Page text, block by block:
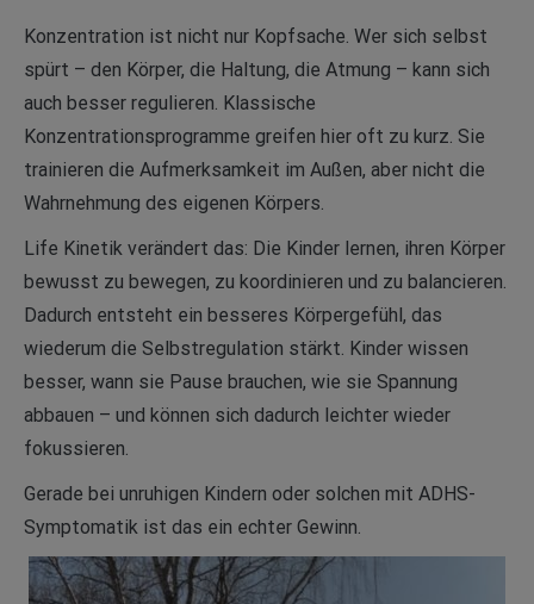
Konzentration ist nicht nur Kopfsache. Wer sich selbst
spürt – den Körper, die Haltung, die Atmung – kann sich
auch besser regulieren. Klassische
Konzentrationsprogramme greifen hier oft zu kurz. Sie
trainieren die Aufmerksamkeit im Außen, aber nicht die
Wahrnehmung des eigenen Körpers.
Life Kinetik verändert das: Die Kinder lernen, ihren Körper
bewusst zu bewegen, zu koordinieren und zu balancieren.
Dadurch entsteht ein besseres Körpergefühl, das
wiederum die Selbstregulation stärkt. Kinder wissen
besser, wann sie Pause brauchen, wie sie Spannung
abbauen – und können sich dadurch leichter wieder
fokussieren.
Gerade bei unruhigen Kindern oder solchen mit ADHS-
Symptomatik ist das ein echter Gewinn.